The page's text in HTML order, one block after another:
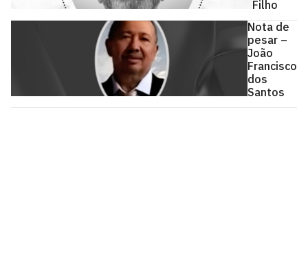
Filho
Nota de
pesar –
João
Francisco
dos
Santos